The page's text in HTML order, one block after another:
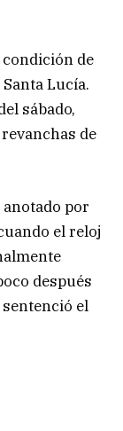
condición de
Lucía.
sábado,
de
por
el reloj
después
el